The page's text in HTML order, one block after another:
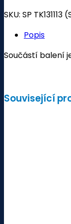
SKU: SP TK131113
Popis
Součástí balení
Související